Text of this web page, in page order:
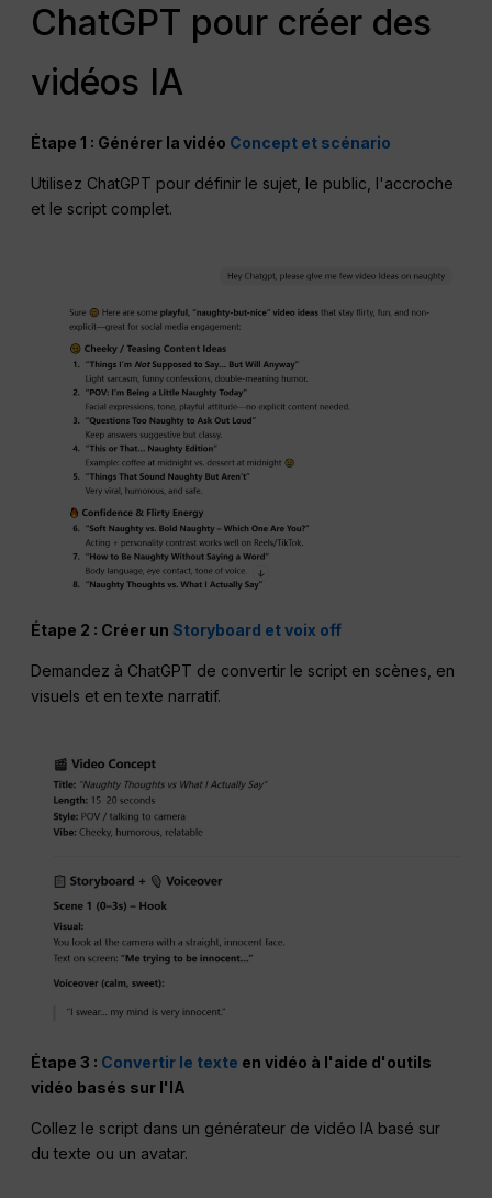
ChatGPT pour créer des
vidéos IA
Étape 1 : Générer la vidéo Concept et scénario
Utilisez ChatGPT pour définir le sujet, le public, l'accroche
et le script complet.
Étape 2 : Créer unStoryboard et voix off
Demandez à ChatGPT de convertir le script en scènes, en
visuels et en texte narratif.
Étape 3 : Convertir le texte en vidéo à l'aide d'outils
vidéo basés sur l'IA
Collez le script dans un générateur de vidéo IA basé sur
du texte ou un avatar.